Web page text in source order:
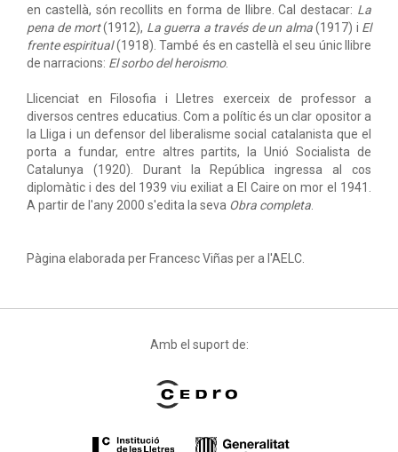
en castellà, són recollits en forma de llibre. Cal destacar: La
pena de mort(1912), La guerra a través de un alma(1917) i El
frente espiritual(1918). També és en castellà el seu únic llibre
de narracions: El sorbo del heroismo.
Llicenciat en Filosofia i Lletres exerceix de professor a
diversos centres educatius. Com a polític és un clar opositor a
la Lliga i un defensor del liberalisme social catalanista que el
porta a fundar, entre altres partits, la Unió Socialista de
Catalunya (1920). Durant la República ingressa al cos
diplomàtic i des del 1939 viu exiliat a El Caire on mor el 1941.
A partir de l'any 2000 s'edita la seva Obra completa
Pàgina elaborada per Francesc Viñas per a l'AELC.
Amb el suport de: